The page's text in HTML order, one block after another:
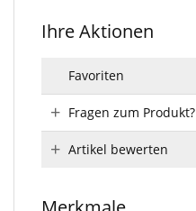
Ihre Aktionen
Favoriten
Fragen zum Produkt?
Artikel bewerten